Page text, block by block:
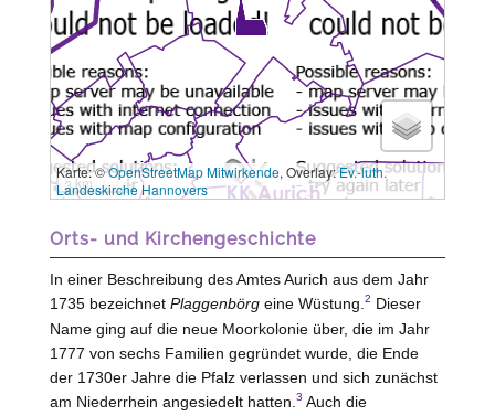
3 km
Karte: ©OpenStreetMap Mitwirkende, Overlay:Ev.-luth.
Landeskirche Hannovers
Orts- und Kirchengeschichte
In einer Beschreibung des AmtesAurich aus dem Jahr
1735 bezeichnet Plaggenbörgeine Wüstung. 2 Dieser
Name ging auf die neue Moorkolonie über, die im Jahr
1777 von sechs Familien gegründet wurde, die Ende
der 1730er Jahre die Pfalz verlassen und sich zunächst
am Niederrhein angesiedelt hatten. 3 Auch die